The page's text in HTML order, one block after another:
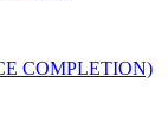
COMPLETION)